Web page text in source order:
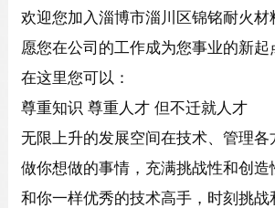
欢迎您加入淄博市淄川区锦铭耐火材
愿您在公司的工作成为您事业的新起
在这里您可以：
尊重知识 尊重人才 但不迁就人才
无限上升的发展空间在技术、管理各
做你想做的事情，充满挑战性和创造
和你一样优秀的技术高手，时刻挑战